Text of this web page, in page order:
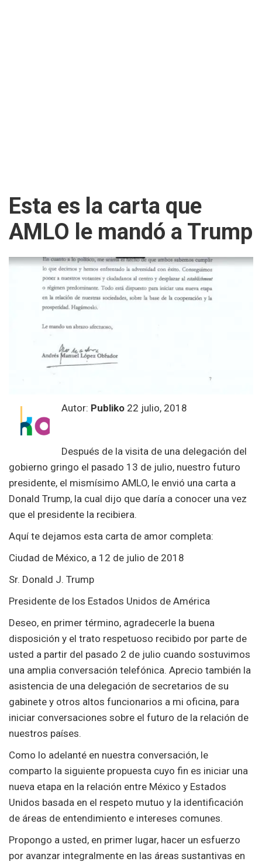
Esta es la carta que
AMLO le mandó a Trump
Autor: Publiko 22 julio, 2018
Después de la visita de una delegación del
gobierno gringo el pasado 13 de julio, nuestro futuro
presidente, el mismísimo AMLO, le envió una carta a
Donald Trump, la cual dijo que daría a conocer una vez
que el presidente la recibiera.
Aquí te dejamos esta carta de amor completa:
Ciudad de México, a 12 de julio de 2018
Sr. Donald J. Trump
Presidente de los Estados Unidos de América
Deseo, en primer término, agradecerle la buena
disposición y el trato respetuoso recibido por parte de
usted a partir del pasado 2 de julio cuando sostuvimos
una amplia conversación telefónica. Aprecio también la
asistencia de una delegación de secretarios de su
gabinete y otros altos funcionarios a mi oficina, para
iniciar conversaciones sobre el futuro de la relación de
nuestros países.
Como lo adelanté en nuestra conversación, le
comparto la siguiente propuesta cuyo fin es iniciar una
nueva etapa en la relación entre México y Estados
Unidos basada en el respeto mutuo y la identificación
de áreas de entendimiento e intereses comunes.
Propongo a usted, en primer lugar, hacer un esfuerzo
por avanzar integralmente en las áreas sustantivas en